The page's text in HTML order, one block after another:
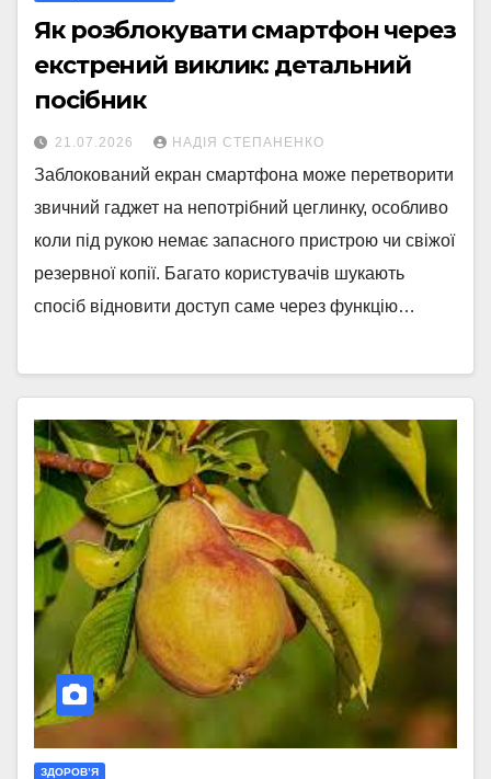
Як розблокувати смартфон через
екстрений виклик: детальний
посібник
21.07.2026 НАДІЯ СТЕПАНЕНКО
Заблокований екран смартфона може перетворити
звичний гаджет на непотрібний цеглинку, особливо
коли під рукою немає запасного пристрою чи свіжої
резервної копії. Багато користувачів шукають
спосіб відновити доступ саме через функцію…
ЗДОРОВ’Я